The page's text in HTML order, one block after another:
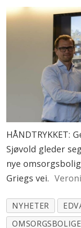
HÅNDTRYKKET:
Sjøvold gleder
nye
Griegs vei.
NYHETER